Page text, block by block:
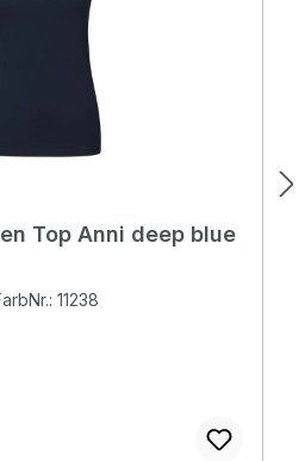
Top Anni deep blue
11238